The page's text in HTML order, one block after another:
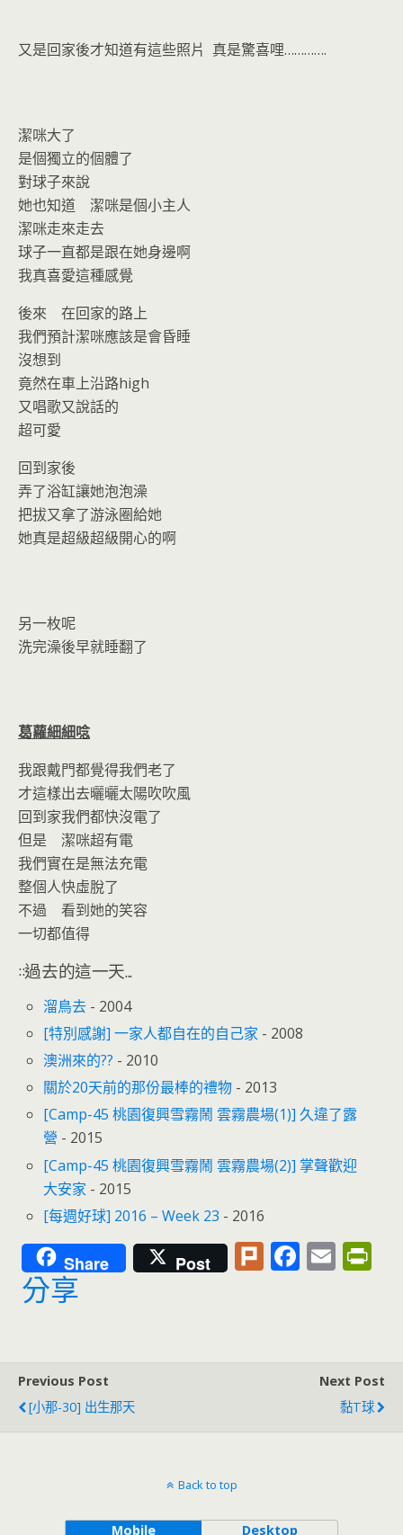
又是回家後才知道有這些照片 真是驚喜哩………….
潔咪大了
是個獨立的個體了
對球子來說
她也知道 潔咪是個小主人
潔咪走來走去
球子一直都是跟在她身邊啊
我真喜愛這種感覺
後來 在回家的路上
我們預計潔咪應該是會昏睡
沒想到
竟然在車上沿路high
又唱歌又說話的
超可愛
回到家後
弄了浴缸讓她泡泡澡
把拔又拿了游泳圈給她
她真是超級超級開心的啊
另一枚呢
洗完澡後早就睡翻了
葛蘿細細唸
我跟戴門都覺得我們老了
才這樣出去曬曬太陽吹吹風
回到家我們都快沒電了
但是 潔咪超有電
我們實在是無法充電
整個人快虛脫了
不過 看到她的笑容
一切都值得
::過去的這一天...
溜鳥去 - 2004
[特別感謝] 一家人都自在的自己家 - 2008
澳洲來的?? - 2010
關於20天前的那份最棒的禮物 - 2013
[Camp-45 桃園復興雪霧鬧 雲霧農場(1)] 久違了露
營 - 2015
[Camp-45 桃園復興雪霧鬧 雲霧農場(2)] 掌聲歡迎
大安家 - 2015
[每週好球] 2016 – Week 23 - 2016
Share Post Pl F E
e
n
分享
Previous Post
[小那-30] 出生那天
Next Post
黏T球
Back to top
Mobile Desktop